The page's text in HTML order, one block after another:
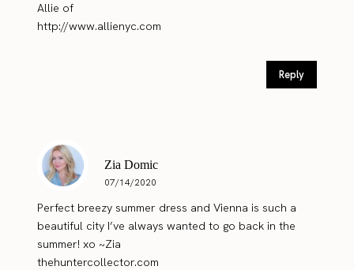
Allie of
http://www.allienyc.com
Reply
Zia Domic
07/14/2020
Perfect breezy summer dress and Vienna is such a
beautiful city I’ve always wanted to go back in the
summer! xo ~Zia
thehuntercollector.com